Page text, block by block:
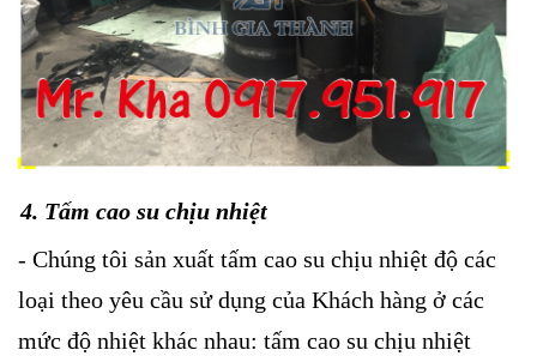
4. Tấm cao su chịu nhiệt
- Chúng tôi sản xuất tấm cao su chịu nhiệt độ các
loại theo yêu cầu sử dụng của Khách hàng ở các
mức độ nhiệt khác nhau: tấm cao su chịu nhiệt